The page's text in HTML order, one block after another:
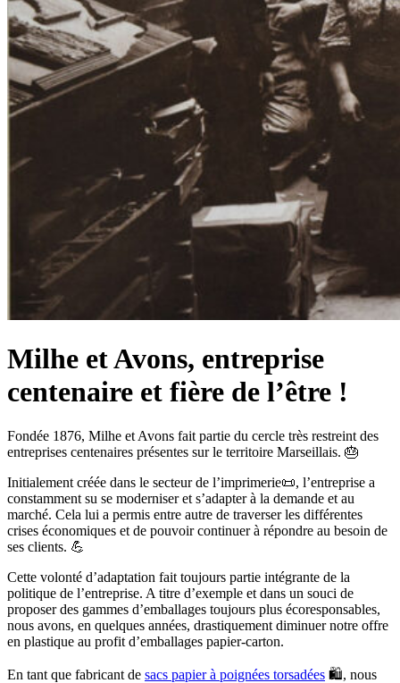
Milhe et Avons, entreprise
centenaire et fière de l’être !
Fondée 1876, Milhe et Avons fait partie du cercle très restreint des
entreprises centenaires présentes sur le territoire Marseillais. 🎂
Initialement créée dans le secteur de l’imprimerie📜, l’entreprise a
constamment su se moderniser et s’adapter à la demande et au
marché. Cela lui a permis entre autre de traverser les différentes
crises économiques et de pouvoir continuer à répondre au besoin de
ses clients. 💪
Cette volonté d’adaptation fait toujours partie intégrante de la
politique de l’entreprise. A titre d’exemple et dans un souci de
proposer des gammes d’emballages toujours plus écoresponsables,
nous avons, en quelques années, drastiquement diminuer notre offre
en plastique au profit d’emballages papier-carton.
En tant que fabricant de sacs papier à poignées torsadées 🛍, nous